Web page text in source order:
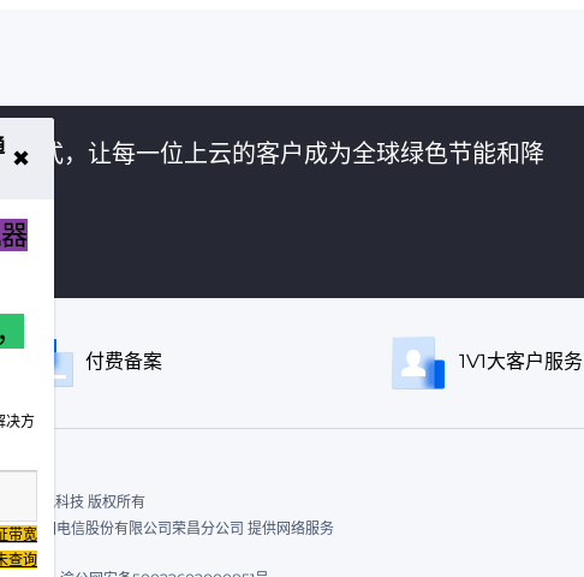
方式，让每一位上云的客户成为全球绿色节能和降
付费备案 1V1大客户服务
飞讯科技 版权所有
|中国电信股份有限公司荣昌分公司 提供网络服务
✖
决方
带宽
查询